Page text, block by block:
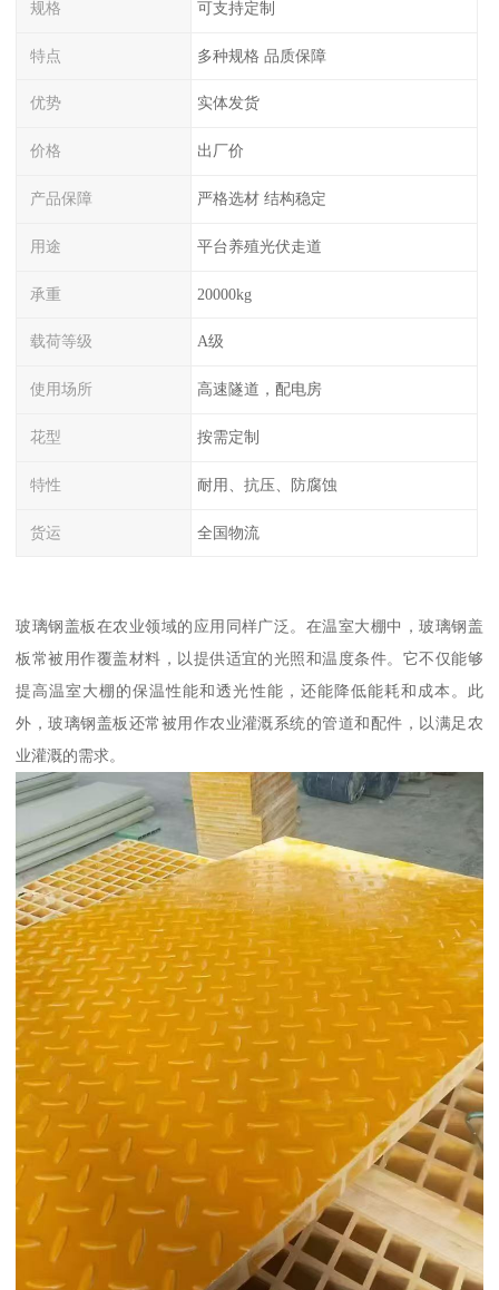
规格 可支持定制
特点 多种规格 品质保障
优势 实体发货
价格 出厂价
产品保障 严格选材 结构稳定
用途 平台养殖光伏走道
承重 20000kg
载荷等级 A级
使用场所 高速隧道，配电房
花型 按需定制
特性 耐用、抗压、防腐蚀
货运 全国物流
玻璃钢盖板在农业领域的应用同样广泛。在温室大棚中，玻璃钢盖
板常被用作覆盖材料，以提供适宜的光照和温度条件。它不仅能够
提高温室大棚的保温性能和透光性能，还能降低能耗和成本。此
外，玻璃钢盖板还常被用作农业灌溉系统的管道和配件，以满足农
业灌溉的需求。